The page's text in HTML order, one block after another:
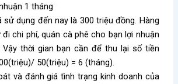
1 tháng
sử dụng đến nay là 300 triệu đồng. Hàng
chi phí, quán cà phê cho bạn lợi nhuận
thời gian bạn cần để thu lại số tiền
50(triệu) = 6 (tháng).
và đánh giá tình trạng kinh doanh của